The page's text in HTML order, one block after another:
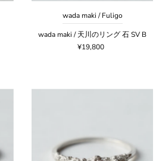
wada maki / Fuligo
wada maki / 天川のリング 石 SV B
¥19,800